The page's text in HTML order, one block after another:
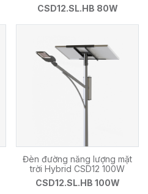
CSD12.SL.HB 80W
Đèn đường năng lượng mặt
trời Hybrid CSD12 100W
CSD12.SL.HB 100W